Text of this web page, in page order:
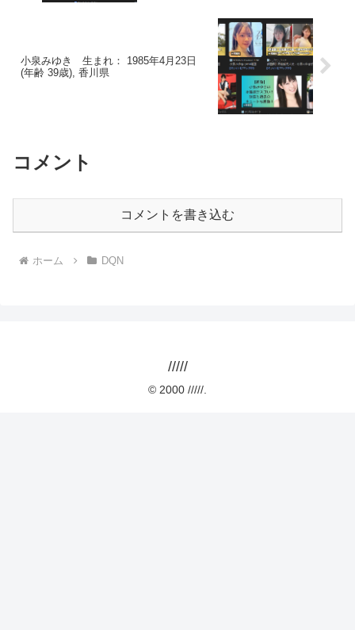
小泉みゆき 生まれ： 1985年4月23日
(年齢 39歳), 香川県
コメント
コメントを書き込む
ホーム DQN
/////
© 2000 /////.